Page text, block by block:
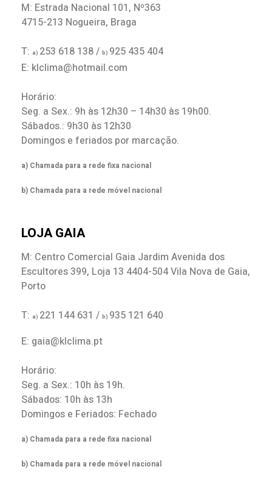
M: Estrada Nacional 101, Nº363
4715-213 Nogueira, Braga
T: a) 253 618 138 / b) 925 435 404
E: klclima@hotmail.com
Horário:
Seg. a Sex.: 9h às 12h30 – 14h30 às 19h00.
Sábados.: 9h30 às 12h30
Domingos e feriados por marcação.
a) Chamada para a rede fixa nacional
b) Chamada para a rede móvel nacional
LOJA GAIA
M: Centro Comercial Gaia Jardim Avenida dos
Escultores 399, Loja 13 4404-504 Vila Nova de Gaia,
Porto
T: a) 221 144 631 / b) 935 121 640
E: gaia@klclima.pt
Horário:
Seg. a Sex.: 10h às 19h.
Sábados: 10h às 13h
Domingos e Feriados: Fechado
a) Chamada para a rede fixa nacional
b) Chamada para a rede móvel nacional